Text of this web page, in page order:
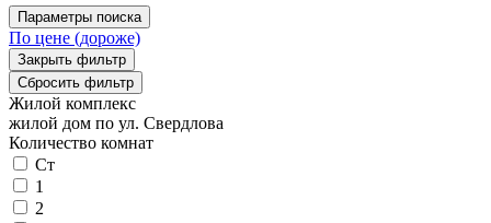
Параметры поиска
По цене (дороже)
Закрыть фильтр
Сбросить фильтр
Жилой комплекс
жилой дом по ул. Свердлова
Количество комнат
Ст
1
2